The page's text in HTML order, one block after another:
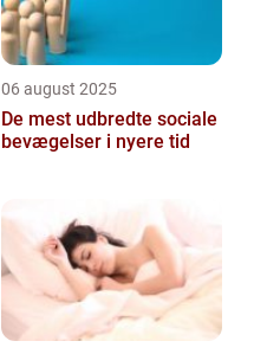
06 august 2025
De mest udbredte sociale
bevægelser i nyere tid